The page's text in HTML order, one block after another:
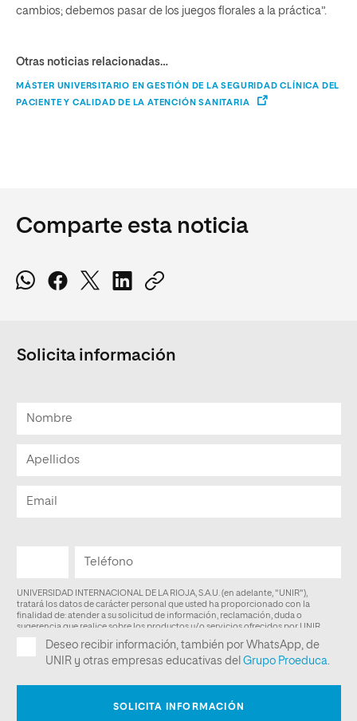
cambios; debemos pasar de los juegos florales a la práctica”.
Otras noticias relacionadas…
MÁSTER UNIVERSITARIO EN GESTIÓN DE LA SEGURIDAD CLÍNICA DEL
PACIENTE Y CALIDAD DE LA ATENCIÓN SANITARIA
Comparte esta noticia
Solicita información